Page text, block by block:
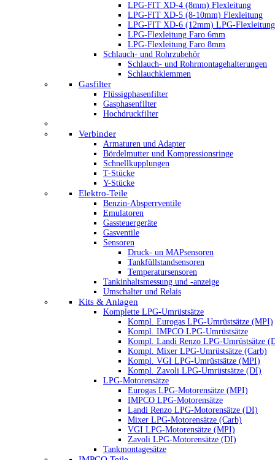
LPG-FIT XD-4 (8mm) Flexleitung
LPG-FIT XD-5 (8-10mm) Flexleitung
LPG-FIT XD-6 (12mm) LPG-Flexleitung
LPG-Flexleitung Faro 6mm
LPG-Flexleitung Faro 8mm
Schlauch- und Rohrzubehör
Schlauch- und Rohrmontagehalterungen
Schlauchklemmen
Gasfilter
Flüssigphasenfilter
Gasphasenfilter
Hochdruckfilter
Verbinder
Armaturen und Adapter
Bördelmutter und Kompressionsringe
Schnellkupplungen
T-Stücke
Y-Stücke
Elektro-Teile
Benzin-Absperrventile
Emulatoren
Gassteuergeräte
Gasventile
Sensoren
Druck- un MAPsensoren
Tankfüllstandsensoren
Temperatursensoren
Tankinhaltsmessung und -anzeige
Umschalter und Relais
Kits & Anlagen
Komplette LPG-Umrüstsätze
Kompl. Eurogas LPG-Umrüstsätze (MPI)
Kompl. IMPCO LPG-Umrüstsätze
Kompl. Landi Renzo LPG-Umrüstsätze
Kompl. Mixer LPG-Umrüstsätze (Carb)
Kompl. VGI LPG-Umrüstsätze (MPI)
Kompl. Zavoli LPG-Umrüstsätze (DI)
LPG-Motorensätze
Eurogas LPG-Motorensätze (MPI)
IMPCO LPG-Motorensätze
Landi Renzo LPG-Motorensätze (DI)
Mixer LPG-Motorensätze (Carb)
VGI LPG-Motorensätze (MPI)
Zavoli LPG-Motorensätze (DI)
Tankmontagesätze